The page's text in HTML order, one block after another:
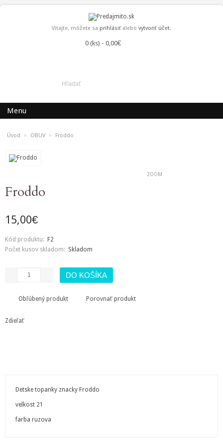
Vitajte, môžete sa prihlásiťalebo vytvoriť účet.
0 (ks) - 0,00€
Menu
Úvod » OBUV » Froddo
ZOOM
Froddo
15,00€
Kód produktu: F2
Počet kusov skladom: Skladom
Obľúbený produkt Porovnať produkt
Zdieľať
Detske topanky znacky Froddo
velkost 21
farba ruzova